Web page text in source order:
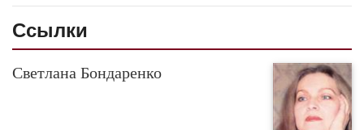
Ссылки
Светлана Бондаренко